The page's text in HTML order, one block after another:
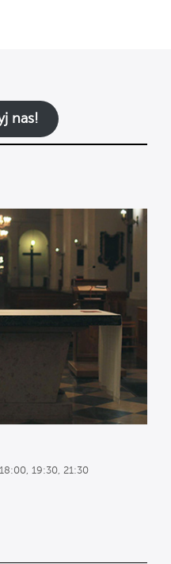
nas!
19:30, 21:30